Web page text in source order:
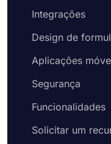
Integrações
Design de
Aplicações
Segurança
Funcionalidades
Solicitar um